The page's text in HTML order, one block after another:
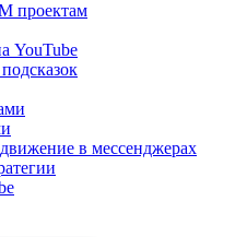
проектам
YouTube
в мессенджерах